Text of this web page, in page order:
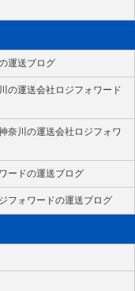
運送ブログ
の運送会社ロジフォワード
奈川の運送会社ロジフォワ
ードの運送ブログ
フォワードの運送ブログ